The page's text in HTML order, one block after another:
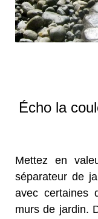
Écho la
Mettez en
séparateur de
avec certaines
murs de jardin.